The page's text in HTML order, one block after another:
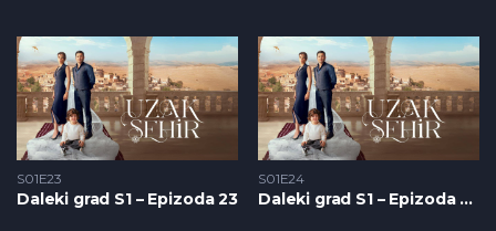
S01E23
Daleki grad S1 – Epizoda 23
S01E24
Daleki grad S1 – Epizoda 24